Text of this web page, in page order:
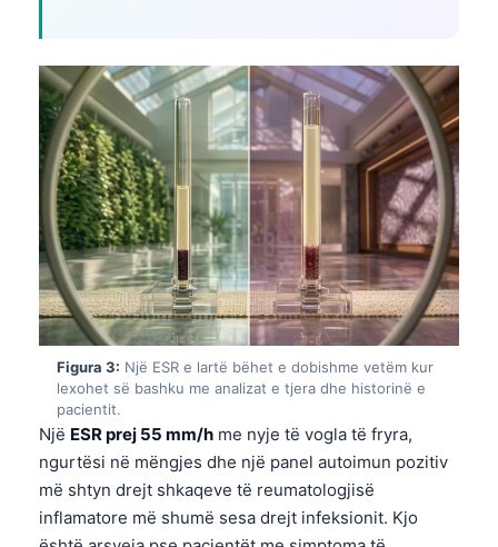
Figura 3: Një ESR e lartë bëhet e dobishme vetëm kur
lexohet së bashku me analizat e tjera dhe historinë e
pacientit.
Një ESR prej 55 mm/h me nyje të vogla të fryra,
ngurtësi në mëngjes dhe një panel autoimun pozitiv
më shtyn drejt shkaqeve të reumatologjisë
inflamatore më shumë sesa drejt infeksionit. Kjo